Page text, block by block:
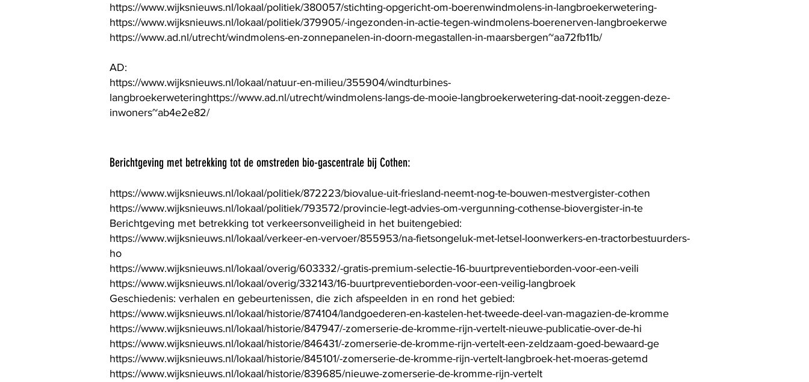
https://www.wijksnieuws.nl/lokaal/politiek/380057/stichting-opgericht-om-boerenwindmolens-in-langbroekerwetering-
https://www.wijksnieuws.nl/lokaal/politiek/379905/-ingezonden-in-actie-tegen-windmolens-boerenerven-langbroekerwe
https://www.ad.nl/utrecht/windmolens-en-zonnepanelen-in-doorn-megastallen-in-maarsbergen~aa72fb11b/
AD:
https://www.wijksnieuws.nl/lokaal/natuur-en-milieu/355904/windturbines-
langbroekerweteringhttps://www.ad.nl/utrecht/windmolens-langs-de-mooie-langbroekerwetering-dat-nooit-zeggen-deze-
inwoners~ab4e2e82/
Berichtgeving met betrekking tot de omstreden bio-gascentrale bij Cothen:
https://www.wijksnieuws.nl/lokaal/politiek/872223/biovalue-uit-friesland-neemt-nog-te-bouwen-mestvergister-cothen
https://www.wijksnieuws.nl/lokaal/politiek/793572/provincie-legt-advies-om-vergunning-cothense-biovergister-in-te
Berichtgeving met betrekking tot verkeersonveiligheid in het buitengebied:
https://www.wijksnieuws.nl/lokaal/verkeer-en-vervoer/855953/na-fietsongeluk-met-letsel-loonwerkers-en-tractorbestuurders-
ho
https://www.wijksnieuws.nl/lokaal/overig/603332/-gratis-premium-selectie-16-buurtpreventieborden-voor-een-veili
https://www.wijksnieuws.nl/lokaal/overig/332143/16-buurtpreventieborden-voor-een-veilig-langbroek
Geschiedenis: verhalen en gebeurtenissen, die zich afspeelden in en rond het gebied:
https://www.wijksnieuws.nl/lokaal/historie/874104/landgoederen-en-kastelen-het-tweede-deel-van-magazien-de-kromme
https://www.wijksnieuws.nl/lokaal/historie/847947/-zomerserie-de-kromme-rijn-vertelt-nieuwe-publicatie-over-de-hi
https://www.wijksnieuws.nl/lokaal/historie/846431/-zomerserie-de-kromme-rijn-vertelt-een-zeldzaam-goed-bewaard-ge
https://www.wijksnieuws.nl/lokaal/historie/845101/-zomerserie-de-kromme-rijn-vertelt-langbroek-het-moeras-getemd
https://www.wijksnieuws.nl/lokaal/historie/839685/nieuwe-zomerserie-de-kromme-rijn-vertelt